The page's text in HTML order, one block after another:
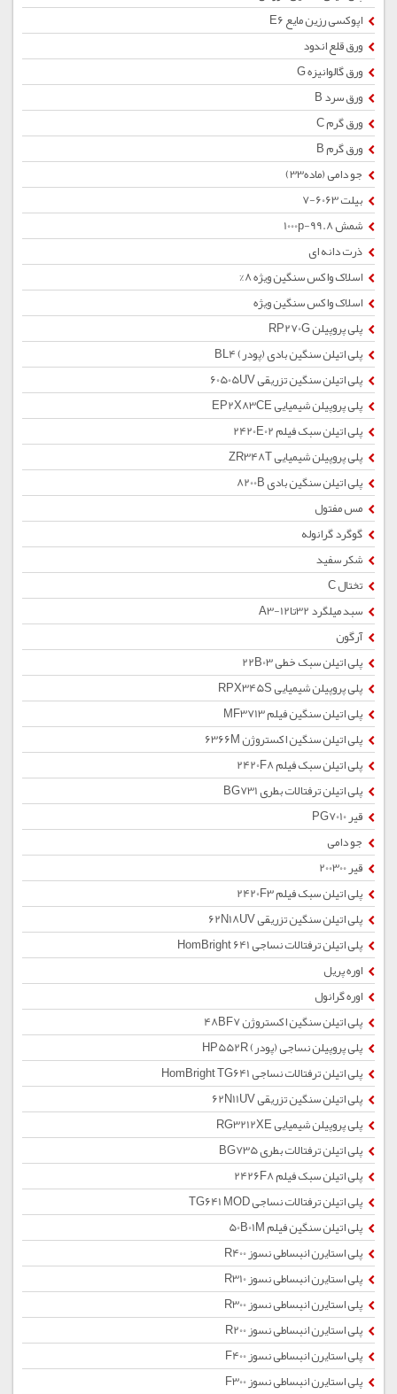
اپوکسی رزین مایع E6
ورق قلع اندود
ورق گالوانیزه G
ورق سرد B
ورق گرم C
ورق گرم B
جو دامی (ماده33)
بیلت 6063-7
شمش 1000p-99.8
ذرت دانه ای
اسلاک واکس سنگین ویژه 8%
اسلاک واکس سنگین ویژه
پلی پروپیلن RP270G
پلی اتیلن سنگین بادی (پودر) BL4
پلی اتیلن سنگین تزریقی 60505UV
پلی پروپیلن شیمیایی EP2X83CE
پلی اتیلن سبک فیلم 2420E02
پلی پروپیلن شیمیایی ZR348T
پلی اتیلن سنگین بادی 8200B
مس مفتول
گوگرد گرانوله
شکر سفید
تختال C
سبد میلگرد 32تا12-A3
آرگون
پلی اتیلن سبک خطی 22B03
پلی پروپیلن شیمیایی RPX345S
پلی اتیلن سنگین فیلم MF3713
پلی اتیلن سنگین اکستروژن 6366M
پلی اتیلن سبک فیلم 2420F8
پلی اتیلن ترفتالات بطری BG731
قیر PG7010
جو دامی
قیر 200300
پلی اتیلن سبک فیلم 2420F3
پلی اتیلن سنگین تزریقی 62N18UV
پلی اتیلن ترفتالات نساجی HomBright 641
اوره پریل
اوره گرانول
پلی اتیلن سنگین اکستروژن 48BF7
پلی پروپیلن نساجی (پودر) HP552R
پلی اتیلن ترفتالات نساجی HomBright TG641
پلی اتیلن سنگین تزریقی 62N11UV
پلی پروپیلن شیمیایی RG3212XE
پلی اتیلن ترفتالات بطری BG735
پلی اتیلن سبک فیلم 2426F8
پلی اتیلن ترفتالات نساجی TG641 MOD
پلی اتیلن سنگین فیلم 50B01M
پلی استایرن انبساطی نسوز R400
پلی استایرن انبساطی نسوز R310
پلی استایرن انبساطی نسوز R300
پلی استایرن انبساطی نسوز R200
پلی استایرن انبساطی نسوز F400
پلی استایرن انبساطی نسوز F300